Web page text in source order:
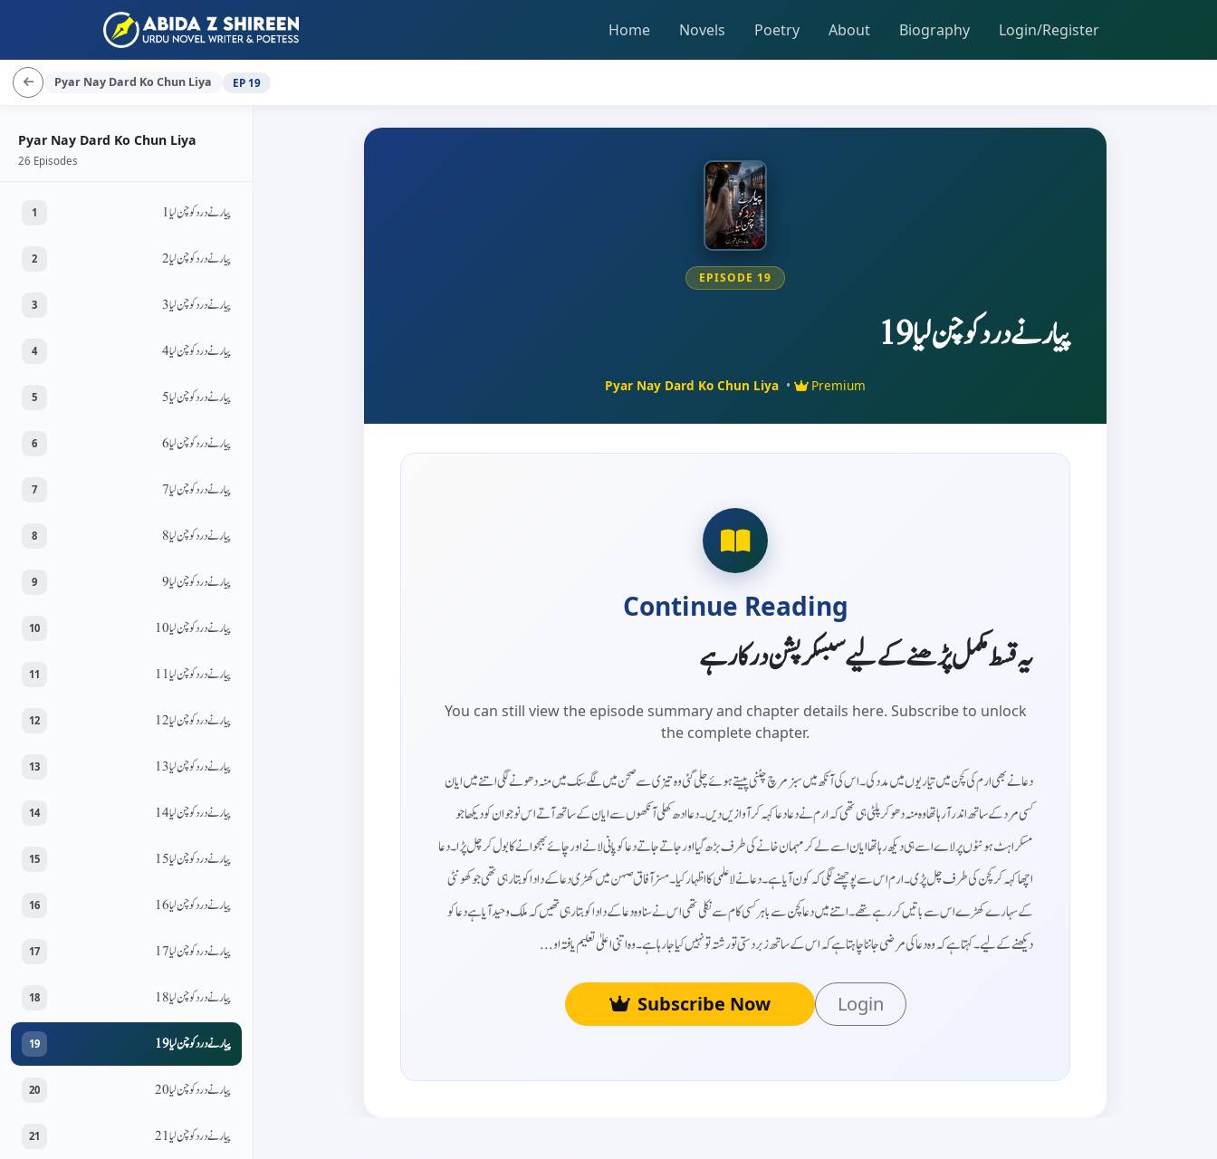
Home Novels Poetry About Biography Login/Register
Pyar Nay Dard Ko Chun Liya EP 19
Pyar Nay Dard Ko Chun Liya
26 Episodes
1 پیار نے درد کو چن لیا 1
2 پیار نے درد کو چن لیا 2
3 پیار نے درد کو چن لیا 3
4 پیار نے درد کو چن لیا 4
5 پیار نے درد کو چن لیا 5
6 پیار نے درد کو چن لیا 6
7 پیار نے درد کو چن لیا 7
8 پیار نے درد کو چن لیا 8
9 پیار نے درد کو چن لیا 9
10 پیار نے درد کو چن لیا 10
11 پیار نے درد کو چن لیا 11
12 پیار نے درد کو چن لیا 12
13 پیار نے درد کو چن لیا 13
14 پیار نے درد کو چن لیا 14
15 پیار نے درد کو چن لیا 15
16 پیار نے درد کو چن لیا 16
17 پیار نے درد کو چن لیا 17
18 پیار نے درد کو چن لیا 18
19 پیار نے درد کو چن لیا 19
20 پیار نے درد کو چن لیا 20
21 پیار نے درد کو چن لیا 21
EPISODE 19
پیار نے درد کو چن لیا 19
Pyar Nay Dard Ko Chun Liya • Premium
Continue Reading
یہ قسط مکمل پڑھنے کے لیے سبسکرپشن درکار ہے
You can still view the episode summary and chapter details here. Subscribe to unlock
the complete chapter.
دعا نے بھی ارم کی کچن میں تیاریوں میں مدد کی۔ اس کی آنکھ میں سبز مرچ چٹنی پیستے ہوئے چلی گئی وہ تیزی سے صحن میں لگے سنک میں منہ دھونے لگی اتنے میں ایان
کسی مرد کے ساتھ اندر آ رہا تھا وہ منہ دھو کر پلٹی ہی تھی کہ ارم نے دعا دعا کہہ کر آوازیں دیں۔ دعا ادھ کھلی آنکھوں سے ایان کے ساتھ آتے اس نوجوان کو دیکھا جو
مسکراہٹ ہونٹوں پر لاے اسے ہی دیکھ رہا تھا ایان اسے لے کر مہمان خانے کی طرف بڑھ گیا اور جاتے جاتے دعا کو پانی لانے اور چائے بھجوانے کا بول کر چل پڑا۔دعا
اچھا کہہ کر کچن کی طرف چل پڑی۔ ارم اس سے پوچھنے لگی کہ کون آیا ہے۔ دعا نے لاعلمی کا اظہار کیا۔ مسز آفاق صہن میں کھڑی دعا کے دادا کو بتا رہی تھی جو کھونٹی
کے سہارے کھڑے اس سے باتیں کر رہے تھے۔اتنے میں دعا کچن سے باہر کسی کام سے نکلی تھی اس نے سنا وہ دعا کے دادا کو بتا رہی تھیں کہ ملک وحید آیا ہے دعا کو
دیکھنے کے لیے۔ کہتا ہے کہ وہ دعا کی مرضی جاننا چاہتا ہے کہ اس کے ساتھ زبردستی تو رشتہ تو نہیں کیا جا رہا ہے۔ وہ اتنی اعلیٰ تعلیم یافتہ او...
Subscribe Now Login